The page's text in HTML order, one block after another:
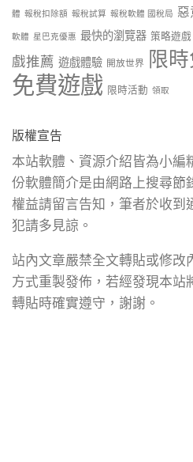
體 報稅扣除額 報稅試算 報稅軟體 國稅局 惡
軟體 星巴克優惠 最快的瀏覽器 策略遊戲
戲推薦 遊戲體驗 開放世界 限
免費遊戲 限時活動 領取
版權宣告
本站軟體、資源介紹皆為小編
份軟體簡介是由網路上搜尋節
權益請留言告知，筆者於收到
犯請多見諒。
站內文章嚴禁全文轉貼或修改
方式重製發佈，若經發現本站
轉貼時確實遵守，謝謝。